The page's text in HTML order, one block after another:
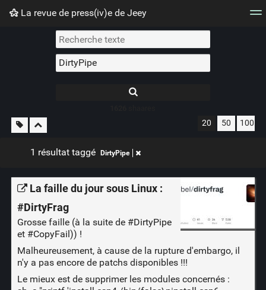
La revue de press(iv)e de Jeey
Nuage de tags Mur d'images
20 50 100
1 résultat taggé DirtyPipe
La faille du jour sous Linux :
#DirtyFrag
Grosse faille (à la suite de #DirtyPipe
et #CopyFail)) !
Malheureusement, à cause de la rupture d'embargo, il
n'y a pas encore de patchs disponibles !!!
Le mieux est de supprimer les modules concernés :